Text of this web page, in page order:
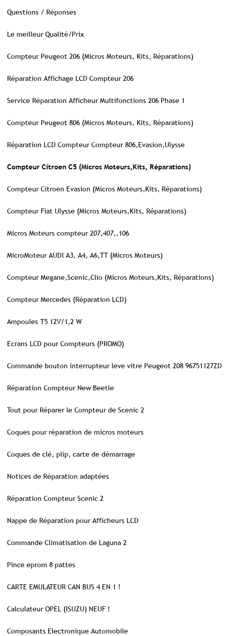
Questions / Réponses
Le meilleur Qualité/Prix
Compteur Peugeot 206 (Micros Moteurs, Kits, Réparations)
Réparation Affichage LCD Compteur 206
Service Réparation Afficheur Multifonctions 206 Phase 1
Compteur Peugeot 806 (Micros Moteurs, Kits, Réparations)
Réparation LCD Compteur Compteur 806,Evasion,Ulysse
Compteur Citroen C5 (Micros Moteurs,Kits, Réparations)
Compteur Citroen Evasion (Micros Moteurs,Kits, Réparations)
Compteur Fiat Ulysse (Micros Moteurs,Kits, Réparations)
Micros Moteurs compteur 207,407,,106
MicroMoteur AUDI A3, A4, A6,TT (Micros Moteurs)
Compteur Megane,Scenic,Clio (Micros Moteurs,Kits, Réparations)
Compteur Mercedes (Réparation LCD)
Ampoules T5 12V/1,2 W
Ecrans LCD pour Compteurs (PROMO)
Commande bouton interrupteur leve vitre Peugeot 208 96751127ZD
Réparation Compteur New Beetle
Tout pour Réparer le Compteur de Scenic 2
Coques pour réparation de micros moteurs
Coques de clé, plip, carte de démarrage
Notices de Réparation adaptées
Réparation Compteur Scenic 2
Nappe de Réparation pour Afficheurs LCD
Commande Climatisation de Laguna 2
Pince eprom 8 pattes
CARTE EMULATEUR CAN BUS 4 EN 1 !
Calculateur OPEL (ISUZU) NEUF !
Composants Electronique Automobile